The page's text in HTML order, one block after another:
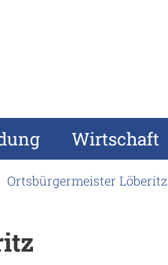
Wirtschaft
Ortsbürgermeister Löberitz